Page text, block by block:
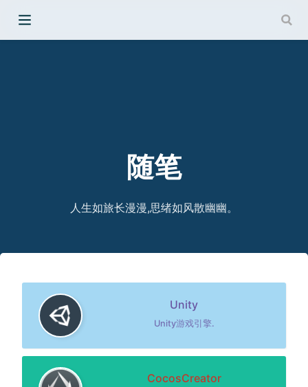
随笔
人生如旅长漫漫,思绪如风散幽幽。
Unity
Unity游戏引擎.
CocosCreator